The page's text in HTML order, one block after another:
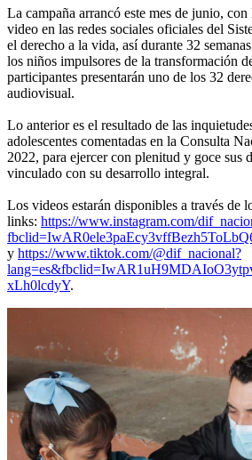
La campaña arrancó este mes de junio,
video en las redes sociales oficiales del
el derecho a la vida, así durante 32
los niños impulsores de la transformación
participantes presentarán uno de los 32
audiovisual.
Lo anterior es el resultado de las
adolescentes comentadas en la Consulta
2022, para ejercer con plenitud y goce sus
vinculado con su desarrollo integral.
Los videos estarán disponibles a través de
links: https://www.instagram.com/
y https://www.tiktok.com/@dif_nacional?
xLh0lcdyY.